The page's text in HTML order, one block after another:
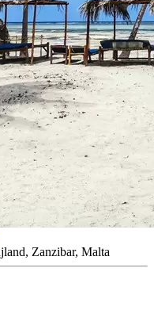
Zanzibar, Malta